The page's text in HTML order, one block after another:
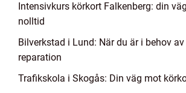
Intensivkurs körkort Falkenberg: din
nolltid
Bilverkstad i Lund: När du är i behov
reparation
Trafikskola i Skogås: Din väg mot